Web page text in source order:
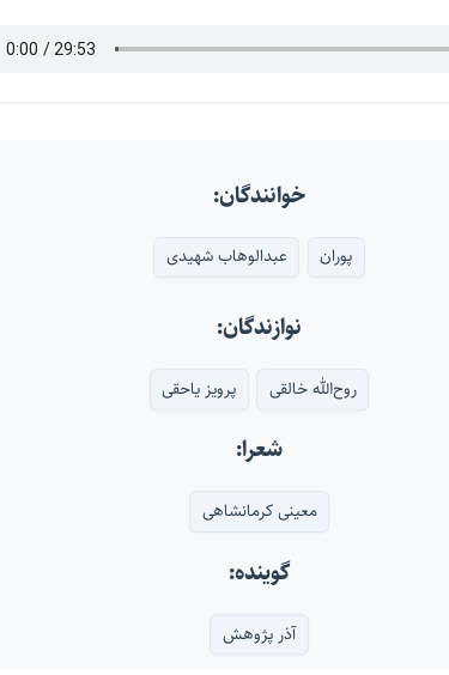
خوانندگان:
پوران عبدالوهاب شهیدی
نوازندگان:
روح‌الله خالقی پرویز یاحقی
شعرا:
معینی کرمانشاهی
گوینده:
آذر پژوهش